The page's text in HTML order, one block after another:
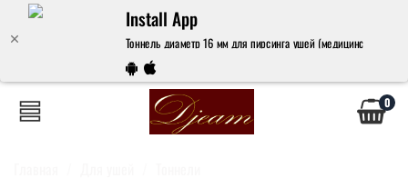
Install App
Тоннель диаметр 16 мм для пирсинга ушей (медицинская
0